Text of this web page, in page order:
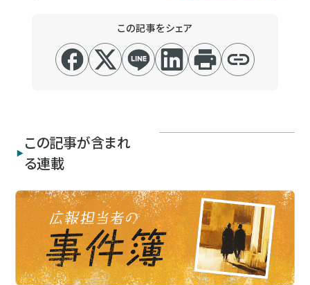
この記事をシェア
この記事が含まれ
る連載